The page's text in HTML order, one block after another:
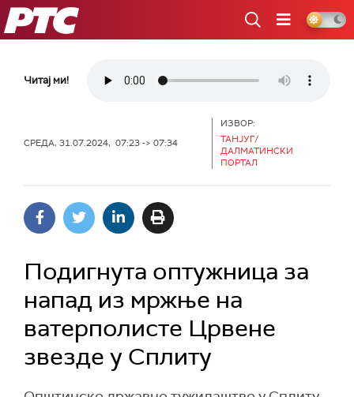
РТС
Читај ми!
СРЕДА, 31.07.2024, 07:23 -> 07:34
ИЗВОР:
ТАНЈУГ/
ДАЛМАТИНСКИ
ПОРТАЛ
Подигнута оптужница за
напад из мржње на
ватерполисте Црвене
звезде у Сплиту